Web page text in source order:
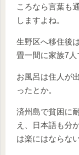
ころなら言葉も
しますよね。
生野区へ移住後
畳一間に家族7人
お風呂は住人が
ったとか。
済州島で貧困に
え、日本語も分
は楽にはならな